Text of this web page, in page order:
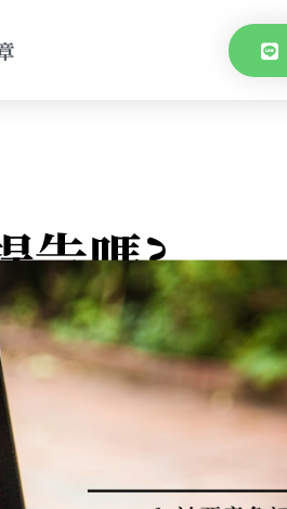
告嗎?